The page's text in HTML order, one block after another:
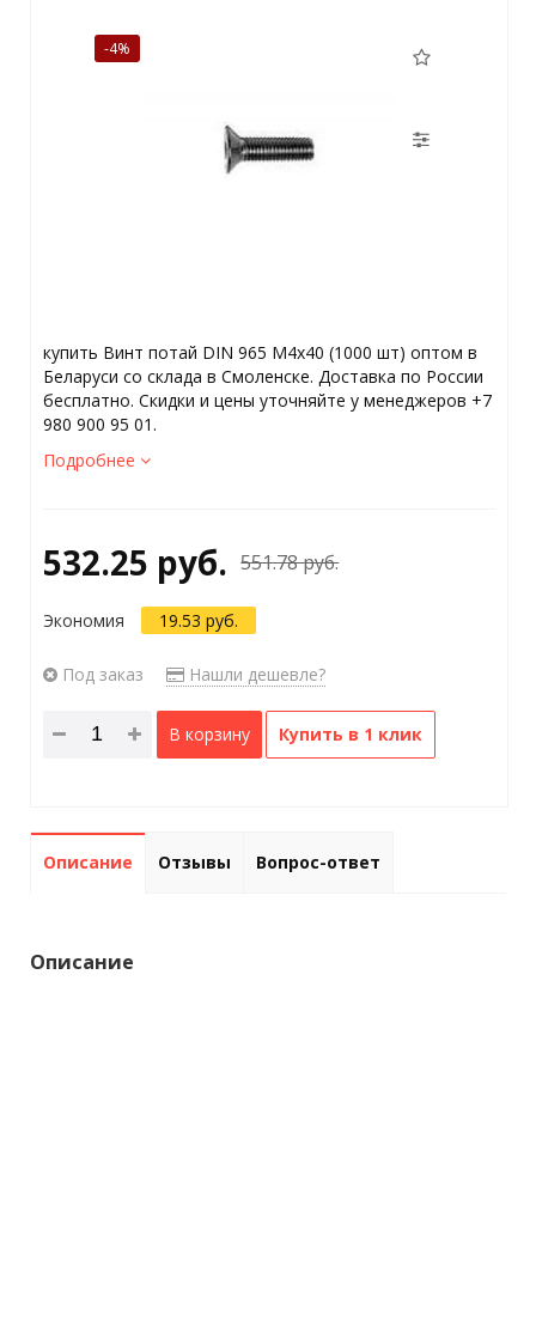
-4%
купить Винт потай DIN 965 М4х40 (1000 шт) оптом в
Беларуси со склада в Смоленске. Доставка по России
бесплатно. Скидки и цены уточняйте у менеджеров +7
980 900 95 01.
Подробнее
532.25 руб. 551.78 руб.
Экономия 19.53 руб.
Под заказ Нашли дешевле?
В корзину Купить в 1 клик
Описание Отзывы Вопрос-ответ
Описание